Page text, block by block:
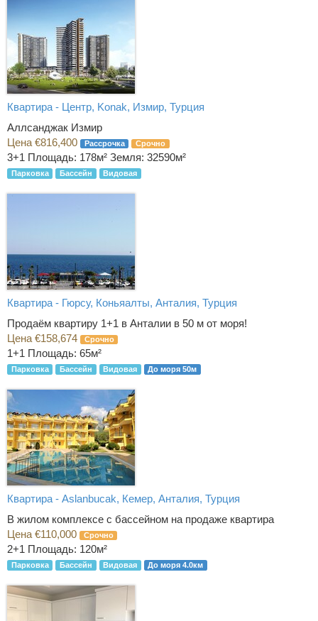
Квартира - Центр, Konak, Измир, Турция
Аллсанджак Измир
Цена €816,400
Рассрочка Срочно
3+1 Площадь: 178м² Земля: 32590м²
Парковка Бассейн Видовая
Квартира - Гюрсу, Коньяалты, Анталия, Турция
Продаём квартиру 1+1 в Анталии в 50 м от моря!
Цена €158,674
Срочно
1+1 Площадь: 65м²
Парковка Бассейн Видовая До моря 50м
Квартира - Aslanbucak, Кемер, Анталия, Турция
В жилом комплексе с бассейном на продаже квартира
Цена €110,000
Срочно
2+1 Площадь: 120м²
Парковка Бассейн Видовая До моря 4.0км